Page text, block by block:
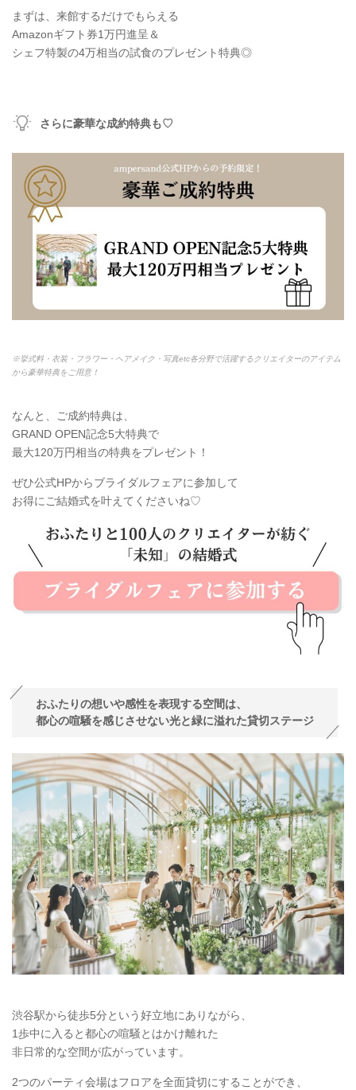
まずは、来館するだけでもらえる
Amazonギフト券1万円進呈＆
シェフ特製の4万相当の試食のプレゼント特典◎
さらに豪華な成約特典も♡
※挙式料・衣装・フラワー・ヘアメイク・写真etc各分野で活躍するクリエイターのアイテム
から豪華特典をご用意！
なんと、ご成約特典は、
GRAND OPEN記念5大特典で
最大120万円相当の特典をプレゼント！
ぜひ公式HPからブライダルフェアに参加して
お得にご結婚式を叶えてくださいね♡
おふたりの想いや感性を表現する空間は、
都心の喧騒を感じさせない光と緑に溢れた貸切ステージ
渋谷駅から徒歩5分という好立地にありながら、
1歩中に入ると都心の喧騒とはかけ離れた
非日常的な空間が広がっています。
2つのパーティ会場はフロアを全面貸切にすることができ、